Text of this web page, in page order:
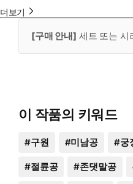
더보기
[구매 안내] 세트 또는 시
이 작품의 키워드
#구원 #미남공 #궁
#절륜공 #존댓말공